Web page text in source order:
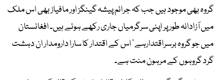
گروہ بھی موجود ہیں جب کہ جرائم پیشہ گینگز اور مافیاز بھی اس ملک
میں آزادانہ طور پر اپنی سرگرمیاں جاری رکھے ہوئے ہیں۔ افغانستان
میں جو گروہ برسراقتدارہے ‘ اس کے اقتدار کا سارا دارومدار ان دہشت
گرد گروہوں کے مرہون منت ہے۔